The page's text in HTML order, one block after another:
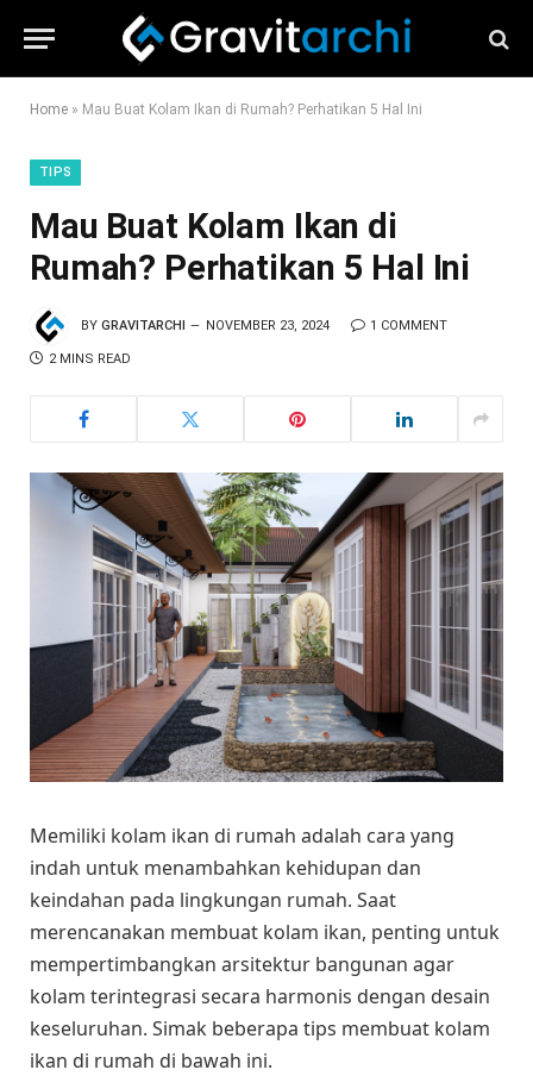
Home » Mau Buat Kolam Ikan di Rumah? Perhatikan 5 Hal Ini
TIPS
Mau Buat Kolam Ikan di
Rumah? Perhatikan 5 Hal Ini
BY GRAVITARCHI NOVEMBER 23, 2024 1 COMMENT
2 MINS READ
Memiliki kolam ikan di rumah adalah cara yang
indah untuk menambahkan kehidupan dan
keindahan pada lingkungan rumah. Saat
merencanakan membuat kolam ikan, penting untuk
mempertimbangkan arsitektur bangunan agar
kolam terintegrasi secara harmonis dengan desain
keseluruhan. Simak beberapa tips membuat kolam
ikan di rumah di bawah ini.